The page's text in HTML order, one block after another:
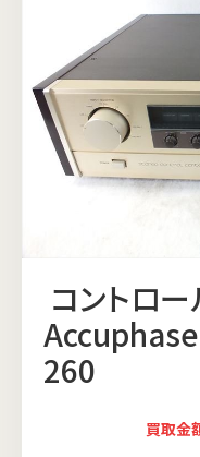
コントロ
Accuphase
260
買取金